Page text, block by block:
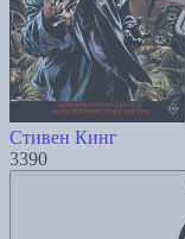
Стивен Кинг
3390